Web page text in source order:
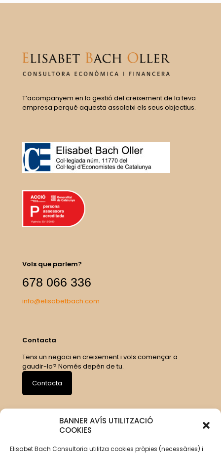
BANNER AVÍS UTILITZACIÓ
COOKIES
Elisabet Bach Consultoria utilitza cookies pròpies (necessàries) i
T’acompanyem en la gestió del creixement de la teva
empresa perquè aquesta assoleixi els seus objectius.
Vols que parlem?
678 066 336
info@elisabetbach.com
Contacta
Tens un negoci en creixement i vols començar a
gaudir-lo? Només depèn de tu.
Contacta